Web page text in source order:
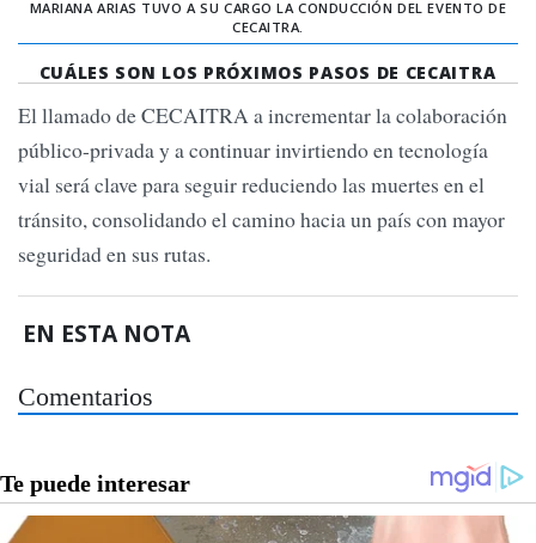
MARIANA ARIAS TUVO A SU CARGO LA CONDUCCIÓN DEL EVENTO DE
CECAITRA.
CUÁLES SON LOS PRÓXIMOS PASOS DE CECAITRA
El llamado de CECAITRA a incrementar la colaboración
público-privada y a continuar invirtiendo en tecnología
vial será clave para seguir reduciendo las muertes en el
tránsito, consolidando el camino hacia un país con mayor
seguridad en sus rutas.
EN ESTA NOTA
Comentarios